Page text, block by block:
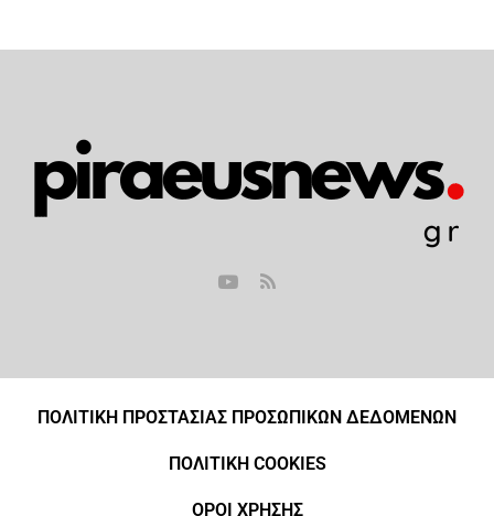
ΠΟΛΙΤΙΚΗ ΠΡΟΣΤΑΣΙΑΣ ΠΡΟΣΩΠΙΚΩΝ ΔΕΔΟΜΕΝΩΝ
ΠΟΛΙΤΙΚΗ COOKIES
ΟΡΟΙ ΧΡΗΣΗΣ